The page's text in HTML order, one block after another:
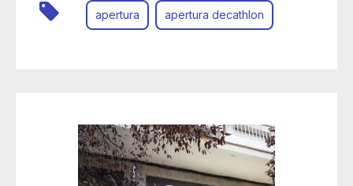
apertura apertura decathlon